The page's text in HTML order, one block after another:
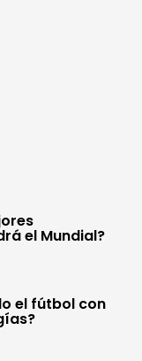
el Mundial?
el fútbol con